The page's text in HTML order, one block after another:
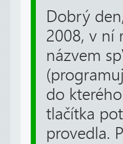
Dobrý
2008, v ní
názvem
do
tlačítka
provedla.